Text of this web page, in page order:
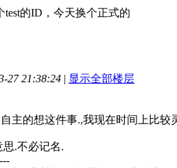
test的ID，今天换个正式的
27 21:38:24 | 显示全部楼层
主的想这件事.,我现在时间上比较
.不必记名.